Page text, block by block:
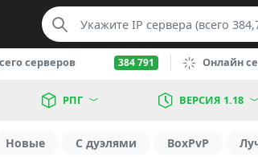
серверов 384 791 Онлайн
РПГ ВЕРСИЯ 1.18
Новые С дуэлями BoxPvP